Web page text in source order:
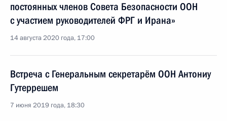
постоянных членов Совета Безопасности ООН
с участием руководителей ФРГ и Ирана»
14 августа 2020 года, 17:00
Встреча с Генеральным секретарём ООН Антониу
Гутеррешем
7 июня 2019 года, 18:30